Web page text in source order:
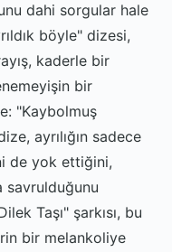
dahi sorgular hale
böyle" dizesi,
kaderle bir
bir
"Kaybolmuş
ayrılığın sadece
de yok ettiğini,
Taşı" şarkısı, bu
bir melankoliye